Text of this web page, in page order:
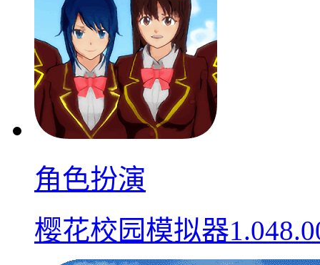
角色扮演
樱花校园模拟器